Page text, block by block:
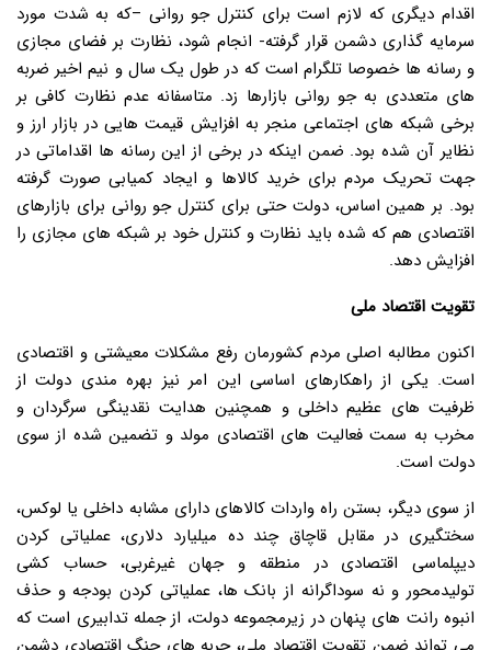
اقدام دیگری که لازم است برای کنترل جو روانی –که به شدت مورد
سرمایه گذاری دشمن قرار گرفته- انجام شود، نظارت بر فضای مجازی
و رسانه ها خصوصا تلگرام است که در طول یک سال و نیم اخیر ضربه
های متعددی به جو روانی بازارها زد. متاسفانه عدم نظارت کافی بر
برخی شبکه های اجتماعی منجر به افزایش قیمت هایی در بازار ارز و
نظایر آن شده بود. ضمن اینکه در برخی از این رسانه ها اقداماتی در
جهت تحریک مردم برای خرید کالاها و ایجاد کمیابی صورت گرفته
بود. بر همین اساس، دولت حتی برای کنترل جو روانی برای بازارهای
اقتصادی هم که شده باید نظارت و کنترل خود بر شبکه های مجازی را
افزایش دهد.
تقویت اقتصاد ملی
اکنون مطالبه اصلی مردم کشورمان رفع مشکلات معیشتی و اقتصادی
است. یکی از راهکارهای اساسی این امر نیز بهره مندی دولت از
ظرفیت های عظیم داخلی و همچنین هدایت نقدینگی سرگردان و
مخرب به سمت فعالیت های اقتصادی مولد و تضمین شده از سوی
دولت است.
از سوی دیگر، بستن راه واردات کالاهای دارای مشابه داخلی یا لوکس،
سختگیری در مقابل قاچاق چند ده میلیارد دلاری، عملیاتی کردن
دیپلماسی اقتصادی در منطقه و جهان غیرغربی، حساب کشی
تولیدمحور و نه سوداگرانه از بانک ها، عملیاتی کردن بودجه و حذف
انبوه رانت های پنهان در زیرمجموعه دولت، از جمله تدابیری است که